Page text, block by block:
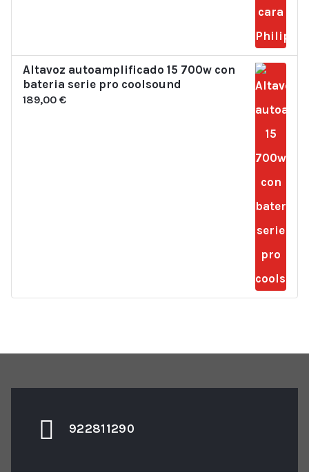
Altavoz autoamplificado 15 700w con
bateria serie pro coolsound
189,00 €
922811290